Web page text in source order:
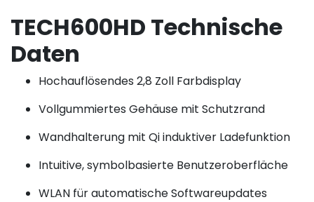
TECH600HD Technische
Daten
Hochauflösendes 2,8 Zoll Farbdisplay
Vollgummiertes Gehäuse mit Schutzrand
Wandhalterung mit Qi induktiver Ladefunktion
Intuitive, symbolbasierte Benutzeroberfläche
WLAN für automatische Softwareupdates